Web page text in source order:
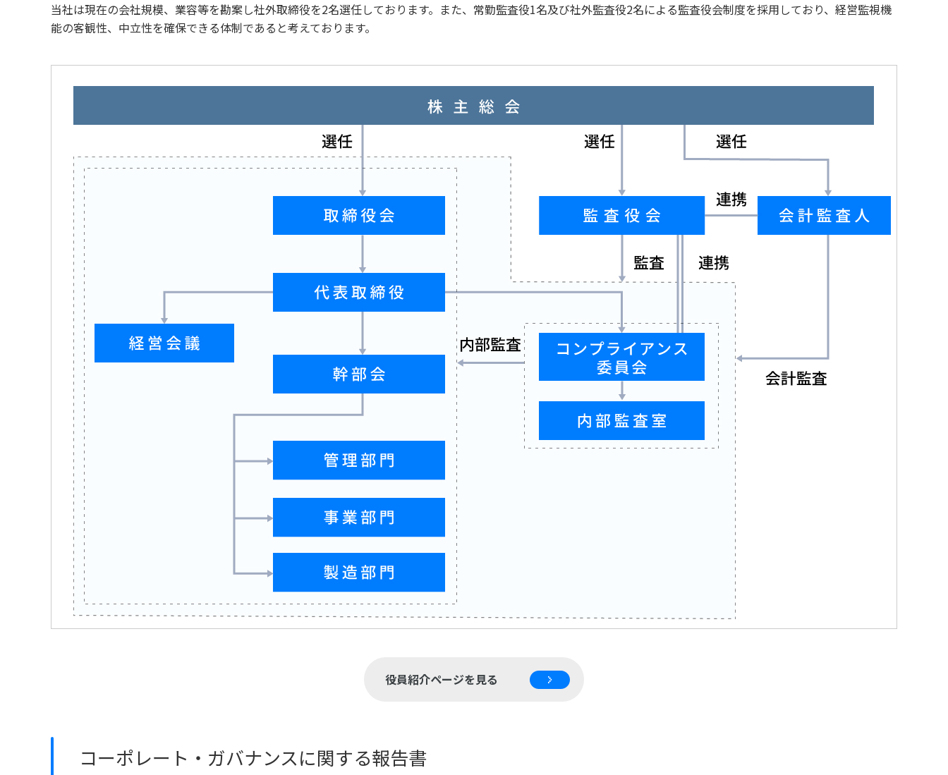
当社は現在の会社規模、業容等を勘案し社外取締役を2名選任しております。また、常勤監査役1名及び社外監査役2名による監査役会制度を採用しており、経営監視機
能の客観性、中立性を確保できる体制であると考えております。
役員紹介ページを見る
コーポレート・ガバナンスに関する報告書